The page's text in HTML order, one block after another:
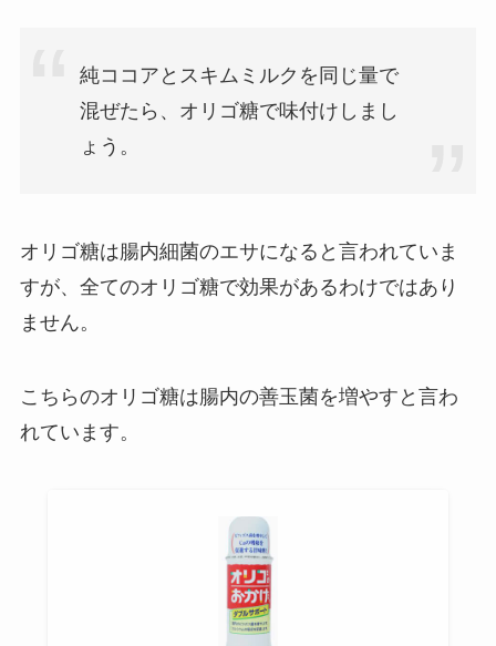
純ココアとスキムミルクを同じ量で
混ぜたら、オリゴ糖で味付けしまし
ょう。
オリゴ糖は腸内細菌のエサになると言われていま
すが、全てのオリゴ糖で効果があるわけではあり
ません。
こちらのオリゴ糖は腸内の善玉菌を増やすと言わ
れています。